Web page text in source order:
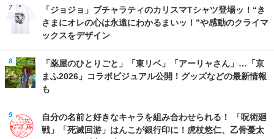
「ジョジョ」ブチャラティのカリスマTシャツ登場ッ！“き
さまにオレの心は永遠にわかるまいッ！”や感動のクライマ
ックスをデザイン
「薬屋のひとりごと」「東リベ」「アーリャさん」…「京
まふ2026」コラボビジュアル公開！グッズなどの最新情報
も
自分の名前と好きなキャラを組み合わせられる！ 「呪術廻
戦」「死滅回游」はんこが銀行印に！虎杖悠仁、乙骨憂太